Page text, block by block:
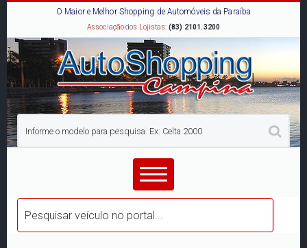
O Maior e Melhor Shopping de Automóveis da Paraíba
Associação dos Lojistas: (83) 2101.3200